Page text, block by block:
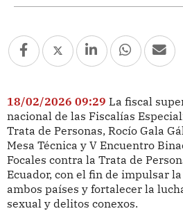
18/02/2026 09:29 La fiscal
nacional de las Fiscalías
Trata de Personas, Rocío Gala
Mesa Técnica y V Encuentro
Focales contra la Trata de
Ecuador, con el fin de impulsar
ambos países y fortalecer la
sexual y delitos conexos.